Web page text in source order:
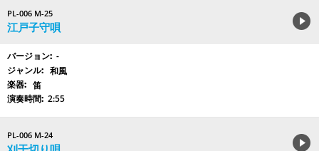
PL-006 M-25
江戸子守唄
-
和風
笛
2:55
PL-006 M-24